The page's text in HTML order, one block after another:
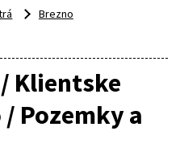
Brezno
Klientske
Pozemky a